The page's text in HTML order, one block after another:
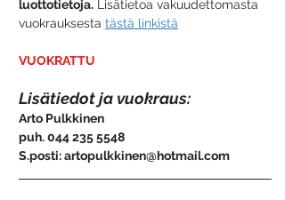
luottotietoja. Lisätietoa vakuudettomasta
vuokrauksesta tästä linkistä
VUOKRATTU
Lisätiedot ja vuokraus:
Arto Pulkkinen
puh. 044 235 5548
S.posti: artopulkkinen@hotmail.com